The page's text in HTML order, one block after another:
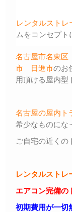
レンタルストレ
ムをコンセプト
名古屋市名東区
市
日進市のお
用頂ける屋内型
名古屋の屋内ト
希少なものにな
ご自宅の近くの
レンタルストレ
エアコン完備の
初期費用が一切